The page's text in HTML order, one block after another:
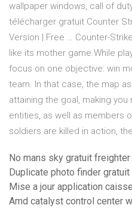
wallpaper windows, call of
télécharger gratuit Counter
Version | Free … Counter-
like its mother game.While
focus on one objective: win
team. In that case, the map
attaining the goal, making
entities, as well as members
soldiers are killed in action,
No mans sky gratuit freighter
Duplicate photo finder
Mise a jour application
Amd catalyst control center